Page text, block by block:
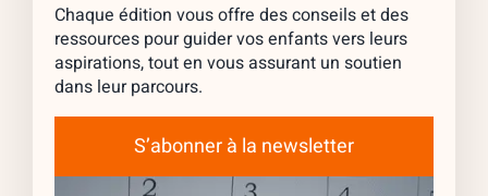
Chaque édition vous offre des conseils et des
ressources pour guider vos enfants vers leurs
aspirations, tout en vous assurant un soutien
dans leur parcours.
S’abonner à la newsletter